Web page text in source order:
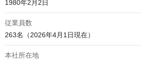
1980年2月2日
従業員数
263名（2026年4月1日現在）
本社所在地